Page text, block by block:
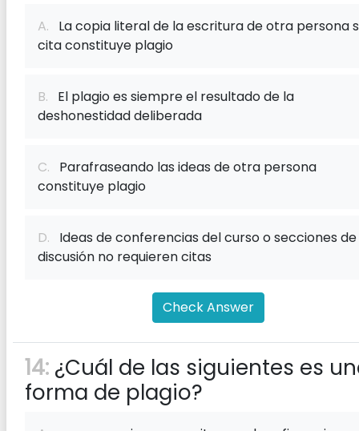
A. La copia literal de la escritura de otra persona
cita constituye plagio
B. El plagio es siempre el resultado de la
deshonestidad deliberada
C. Parafraseando las ideas de otra persona
constituye plagio
D. Ideas de conferencias del curso o secciones de
discusión no requieren citas
Check Answer
14: ¿Cuál de las siguientes es
forma de plagio?